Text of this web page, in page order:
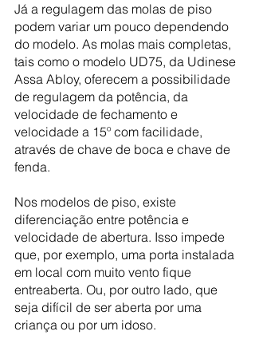
Já a regulagem das molas de piso
podem variar um pouco dependendo
do modelo. As molas mais completas,
tais como o modelo UD75, da Udinese
Assa Abloy, oferecem a possibilidade
de regulagem da potência, da
velocidade de fechamento e
velocidade a 15º com facilidade,
através de chave de boca e chave de
fenda.
Nos modelos de piso, existe
diferenciação entre potência e
velocidade de abertura. Isso impede
que, por exemplo, uma porta instalada
em local com muito vento fique
entreaberta. Ou, por outro lado, que
seja difícil de ser aberta por uma
criança ou por um idoso.